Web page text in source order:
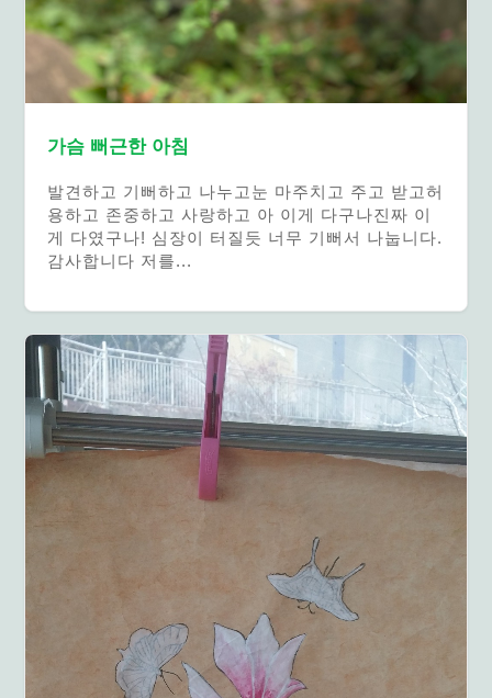
가슴 뻐근한 아침
발견하고 기뻐하고 나누고눈 마주치고 주고 받고허
용하고 존중하고 사랑하고 아 이게 다구나진짜 이
게 다였구나! 심장이 터질듯 너무 기뻐서 나눕니다.
감사합니다 저를...